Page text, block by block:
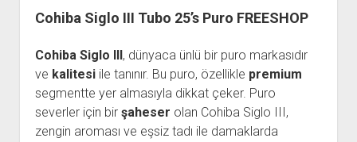
Ücretsiz Şifresiz Tiktok Takipçi Hilesi
Cohiba Siglo III Tubo 25’s Puro FREESHOP
Cohiba Siglo III, dünyaca ünlü bir puro markasıdır
ve kalitesiile tanınır. Bu puro, özellikle premium
segmentte yer almasıyla dikkat çeker. Puro
severler için bir şaheser olan Cohiba Siglo III,
zengin aroması ve eşsiz tadı ile damaklarda